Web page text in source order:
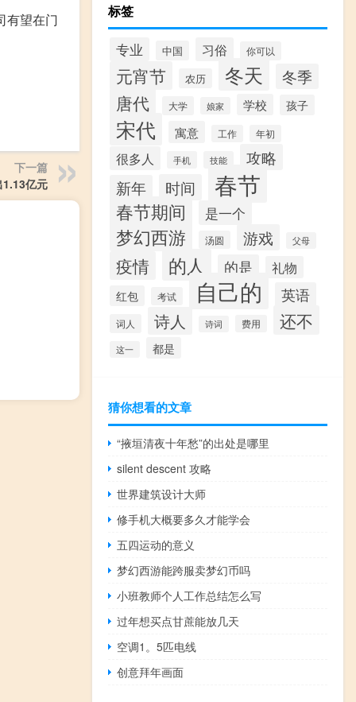
有望在门
下一篇
1.13亿元
标签
专业 中国 习俗 你可以
元宵节 农历 冬天 冬季
唐代 大学 娘家 学校 孩子
宋代 寓意 工作 年初
很多人 手机 技能 攻略
新年 时间 春节
春节期间 是一个
梦幻西游 汤圆 游戏 父母
疫情 的人 的是 礼物
红包 考试 自己的 英语
词人 诗人 诗词 费用 还不
这一 都是
猜你想看的文章
“掖垣清夜十年愁”的出处是哪里
silent descent 攻略
世界建筑设计大师
修手机大概要多久才能学会
五四运动的意义
梦幻西游能跨服卖梦幻币吗
小班教师个人工作总结怎么写
过年想买点甘蔗能放几天
空调1。5匹电线
创意拜年画面